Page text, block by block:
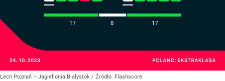
Lech Poznań – Jagiellonia Białystok / Źródło: Flashscore